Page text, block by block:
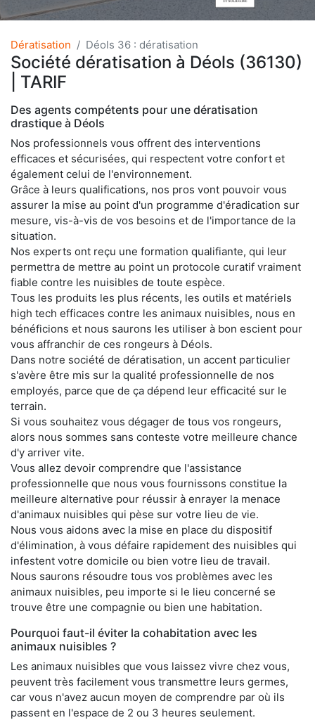
Dératisation Déols 36 : dératisation
Société dératisation à Déols (36130)
| TARIF
Des agents compétents pour une dératisation
drastique à Déols
Nos professionnels vous offrent des interventions
efficaces et sécurisées, qui respectent votre confort et
également celui de l'environnement.
Grâce à leurs qualifications, nos pros vont pouvoir vous
assurer la mise au point d'un programme d'éradication sur
mesure, vis-à-vis de vos besoins et de l'importance de la
situation.
Nos experts ont reçu une formation qualifiante, qui leur
permettra de mettre au point un protocole curatif vraiment
fiable contre les nuisibles de toute espèce.
Tous les produits les plus récents, les outils et matériels
high tech efficaces contre les animaux nuisibles, nous en
bénéficions et nous saurons les utiliser à bon escient pour
vous affranchir de ces rongeurs à Déols.
Dans notre société de dératisation, un accent particulier
s'avère être mis sur la qualité professionnelle de nos
employés, parce que de ça dépend leur efficacité sur le
terrain.
Si vous souhaitez vous dégager de tous vos rongeurs,
alors nous sommes sans conteste votre meilleure chance
d'y arriver vite.
Vous allez devoir comprendre que l'assistance
professionnelle que nous vous fournissons constitue la
meilleure alternative pour réussir à enrayer la menace
d'animaux nuisibles qui pèse sur votre lieu de vie.
Nous vous aidons avec la mise en place du dispositif
d'élimination, à vous défaire rapidement des nuisibles qui
infestent votre domicile ou bien votre lieu de travail.
Nous saurons résoudre tous vos problèmes avec les
animaux nuisibles, peu importe si le lieu concerné se
trouve être une compagnie ou bien une habitation.
Pourquoi faut-il éviter la cohabitation avec les
animaux nuisibles ?
Les animaux nuisibles que vous laissez vivre chez vous,
peuvent très facilement vous transmettre leurs germes,
car vous n'avez aucun moyen de comprendre par où ils
passent en l'espace de 2 ou 3 heures seulement.